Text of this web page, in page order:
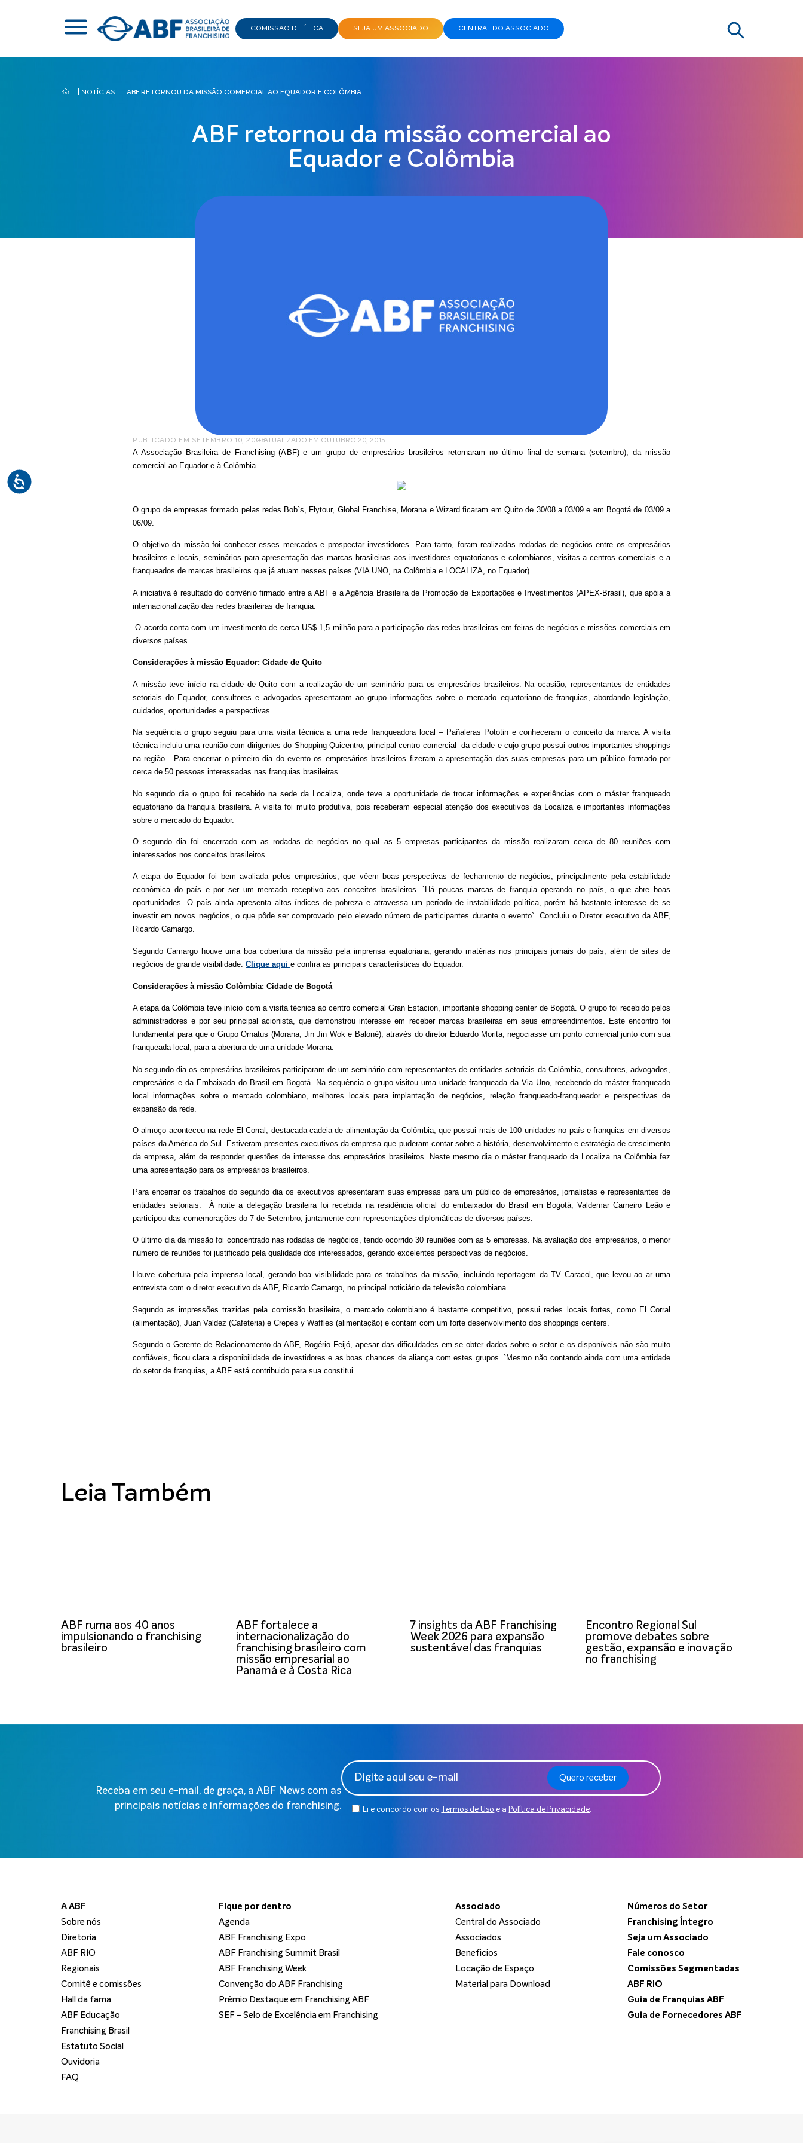
COMISSÃO DE ÉTICA SEJA UM ASSOCIADO CENTRAL DO ASSOCIADO
NOTÍCIAS ABF RETORNOU DA MISSÃO COMERCIAL AO EQUADOR E COLÔMBIA
ABF retornou da missão comercial ao
Equador e Colômbia
PUBLICADO EM SETEMBRO 10, 2008– ATUALIZADO EM OUTUBRO 20, 2015
A Associação Brasileira de Franchising (ABF) e um grupo de empresários brasileiros retornaram no último final de semana (setembro), da missão
comercial ao Equador e à Colômbia.
O grupo de empresas formado pelas redes Bob`s, Flytour, Global Franchise, Morana e Wizard ficaram em Quito de 30/08 a 03/09 e em Bogotá de 03/09 a
06/09.
O objetivo da missão foi conhecer esses mercados e prospectar investidores. Para tanto, foram realizadas rodadas de negócios entre os empresários
brasileiros e locais, seminários para apresentação das marcas brasileiras aos investidores equatorianos e colombianos, visitas a centros comerciais e a
franqueados de marcas brasileiros que já atuam nesses países (VIA UNO, na Colômbia e LOCALIZA, no Equador).
A iniciativa é resultado do convênio firmado entre a ABF e a Agência Brasileira de Promoção de Exportações e Investimentos (APEX-Brasil), que apóia a
internacionalização das redes brasileiras de franquia.
O acordo conta com um investimento de cerca US$ 1,5 milhão para a participação das redes brasileiras em feiras de negócios e missões comerciais em
diversos países.
Considerações à missão Equador: Cidade de Quito
A missão teve início na cidade de Quito com a realização de um seminário para os empresários brasileiros. Na ocasião, representantes de entidades
setoriais do Equador, consultores e advogados apresentaram ao grupo informações sobre o mercado equatoriano de franquias, abordando legislação,
cuidados, oportunidades e perspectivas.
Na sequência o grupo seguiu para uma visita técnica a uma rede franqueadora local – Pañaleras Pototin e conheceram o conceito da marca. A visita
técnica incluiu uma reunião com dirigentes do Shopping Quicentro, principal centro comercial da cidade e cujo grupo possui outros importantes shoppings
na região. Para encerrar o primeiro dia do evento os empresários brasileiros fizeram a apresentação das suas empresas para um público formado por
cerca de 50 pessoas interessadas nas franquias brasileiras.
No segundo dia o grupo foi recebido na sede da Localiza, onde teve a oportunidade de trocar informações e experiências com o máster franqueado
equatoriano da franquia brasileira. A visita foi muito produtiva, pois receberam especial atenção dos executivos da Localiza e importantes informações
sobre o mercado do Equador.
O segundo dia foi encerrado com as rodadas de negócios no qual as 5 empresas participantes da missão realizaram cerca de 80 reuniões com
interessados nos conceitos brasileiros.
A etapa do Equador foi bem avaliada pelos empresários, que vêem boas perspectivas de fechamento de negócios, principalmente pela estabilidade
econômica do país e por ser um mercado receptivo aos conceitos brasileiros. `Há poucas marcas de franquia operando no país, o que abre boas
oportunidades. O país ainda apresenta altos índices de pobreza e atravessa um período de instabilidade política, porém há bastante interesse de se
investir em novos negócios, o que pôde ser comprovado pelo elevado número de participantes durante o evento`. Concluiu o Diretor executivo da ABF,
Ricardo Camargo.
Segundo Camargo houve uma boa cobertura da missão pela imprensa equatoriana, gerando matérias nos principais jornais do país, além de sites de
negócios de grande visibilidade. Clique aqui e confira as principais características do Equador.
Considerações à missão Colômbia: Cidade de Bogotá
A etapa da Colômbia teve início com a visita técnica ao centro comercial Gran Estacion, importante shopping center de Bogotá. O grupo foi recebido pelos
administradores e por seu principal acionista, que demonstrou interesse em receber marcas brasileiras em seus empreendimentos. Este encontro foi
fundamental para que o Grupo Ornatus (Morana, Jin Jin Wok e Balonè), através do diretor Eduardo Morita, negociasse um ponto comercial junto com sua
franqueada local, para a abertura de uma unidade Morana.
No segundo dia os empresários brasileiros participaram de um seminário com representantes de entidades setoriais da Colômbia, consultores, advogados,
empresários e da Embaixada do Brasil em Bogotá. Na sequência o grupo visitou uma unidade franqueada da Via Uno, recebendo do máster franqueado
local informações sobre o mercado colombiano, melhores locais para implantação de negócios, relação franqueado-franqueador e perspectivas de
expansão da rede.
O almoço aconteceu na rede El Corral, destacada cadeia de alimentação da Colômbia, que possui mais de 100 unidades no país e franquias em diversos
países da América do Sul. Estiveram presentes executivos da empresa que puderam contar sobre a história, desenvolvimento e estratégia de crescimento
da empresa, além de responder questões de interesse dos empresários brasileiros. Neste mesmo dia o máster franqueado da Localiza na Colômbia fez
uma apresentação para os empresários brasileiros.
Para encerrar os trabalhos do segundo dia os executivos apresentaram suas empresas para um público de empresários, jornalistas e representantes de
entidades setoriais. À noite a delegação brasileira foi recebida na residência oficial do embaixador do Brasil em Bogotá, Valdemar Carneiro Leão e
participou das comemorações do 7 de Setembro, juntamente com representações diplomáticas de diversos países.
O último dia da missão foi concentrado nas rodadas de negócios, tendo ocorrido 30 reuniões com as 5 empresas. Na avaliação dos empresários, o menor
número de reuniões foi justificado pela qualidade dos interessados, gerando excelentes perspectivas de negócios.
Houve cobertura pela imprensa local, gerando boa visibilidade para os trabalhos da missão, incluindo reportagem da TV Caracol, que levou ao ar uma
entrevista com o diretor executivo da ABF, Ricardo Camargo, no principal noticiário da televisão colombiana.
Segundo as impressões trazidas pela comissão brasileira, o mercado colombiano é bastante competitivo, possui redes locais fortes, como El Corral
(alimentação), Juan Valdez (Cafeteria) e Crepes y Waffles (alimentação) e contam com um forte desenvolvimento dos shoppings centers.
Segundo o Gerente de Relacionamento da ABF, Rogério Feijó, apesar das dificuldades em se obter dados sobre o setor e os disponíveis não são muito
confiáveis, ficou clara a disponibilidade de investidores e as boas chances de aliança com estes grupos. `Mesmo não contando ainda com uma entidade
do setor de franquias, a ABF está contribuido para sua constitui
Leia Também
ABF ruma aos 40 anos
impulsionando o franchising
brasileiro
ABF fortalece a
internacionalização do
franchising brasileiro com
missão empresarial ao
Panamá e à Costa Rica
7 insights da ABF Franchising
Week 2026 para expansão
sustentável das franquias
Encontro Regional Sul
promove debates sobre
gestão, expansão e inovação
no franchising
Receba em seu e-mail, de graça, a ABF News com as
principais notícias e informações do franchising.
Li e concordo com os Termos de Uso e a Política de Privacidade.
Quero receber
A ABF
Sobre nós
Diretoria
ABF RIO
Regionais
Comitê e comissões
Hall da fama
ABF Educação
Franchising Brasil
Estatuto Social
Ouvidoria
FAQ
Fique por dentro
Agenda
ABF Franchising Expo
ABF Franchising Summit Brasil
ABF Franchising Week
Convenção do ABF Franchising
Prêmio Destaque em Franchising ABF
SEF - Selo de Excelência em Franchising
Associado
Central do Associado
Associados
Beneficios
Locação de Espaço
Material para Download
Números do Setor
Franchising Íntegro
Seja um Associado
Fale conosco
Comissões Segmentadas
ABF RIO
Guia de Franquias ABF
Guia de Fornecedores ABF